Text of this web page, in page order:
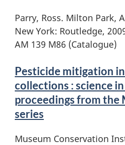
Parry, Ross. Milton Park,
New York: Routledge,
AM 139 M86 (Catalogue)
Pesticide mitigation
collections : science
proceedings from the
series
Museum Conservation